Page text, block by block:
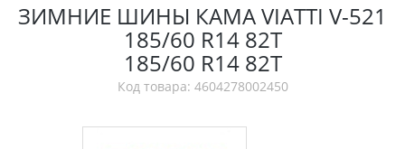
ЗИМНИЕ ШИНЫ КАМА VIATTI V-521
185/60 R14 82T
185/60 R14 82T
Код товара: 4604278002450